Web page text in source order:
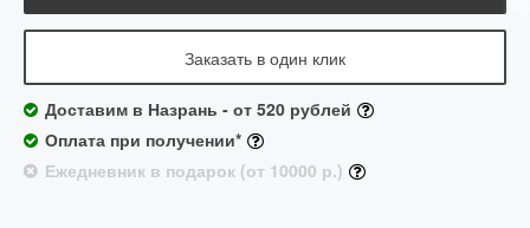
Заказать в один клик
Доставим в Назрань - от 520 рублей
Оплата при получении*
Ежедневник в подарок (от 10000 р.)